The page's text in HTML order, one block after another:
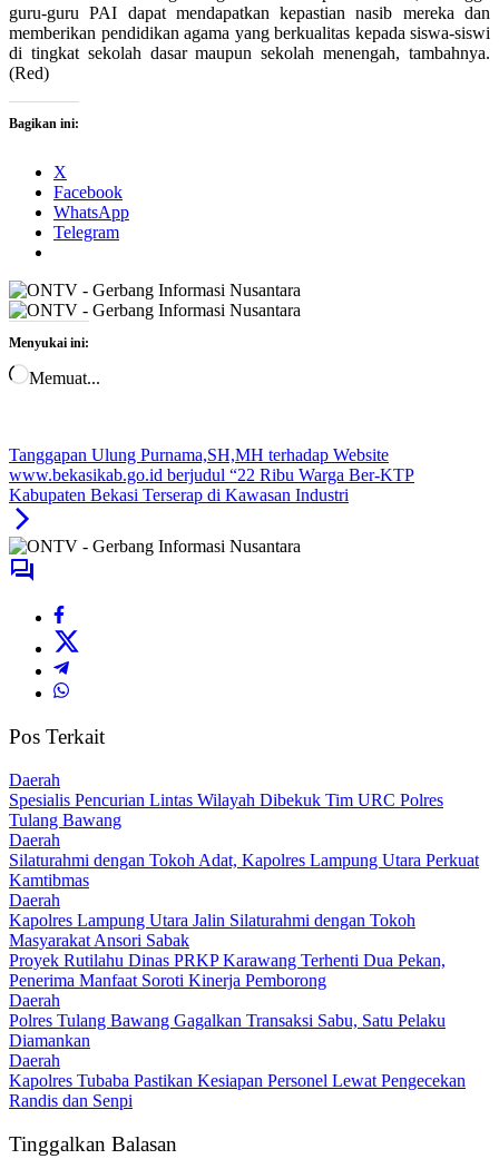
guru-guru PAI dapat mendapatkan kepastian nasib mereka dan
memberikan pendidikan agama yang berkualitas kepada siswa-siswi
di tingkat sekolah dasar maupun sekolah menengah, tambahnya.
(Red)
Bagikan ini:
X
Facebook
WhatsApp
Telegram
Menyukai ini:
Memuat...
Tanggapan Ulung Purnama,SH,MH terhadap Website
www.bekasikab.go.id berjudul “22 Ribu Warga Ber-KTP
Kabupaten Bekasi Terserap di Kawasan Industri
Pos Terkait
Daerah
Spesialis Pencurian Lintas Wilayah Dibekuk Tim URC Polres
Tulang Bawang
Daerah
Silaturahmi dengan Tokoh Adat, Kapolres Lampung Utara Perkuat
Kamtibmas
Daerah
Kapolres Lampung Utara Jalin Silaturahmi dengan Tokoh
Masyarakat Ansori Sabak
Proyek Rutilahu Dinas PRKP Karawang Terhenti Dua Pekan,
Penerima Manfaat Soroti Kinerja Pemborong
Daerah
Polres Tulang Bawang Gagalkan Transaksi Sabu, Satu Pelaku
Diamankan
Daerah
Kapolres Tubaba Pastikan Kesiapan Personel Lewat Pengecekan
Randis dan Senpi
Tinggalkan Balasan